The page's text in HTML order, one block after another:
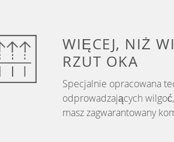
WIĘCEJ, NIŻ
RZUT OKA
Specjalnie opracowana
odprowadzających
masz zagwarantowany